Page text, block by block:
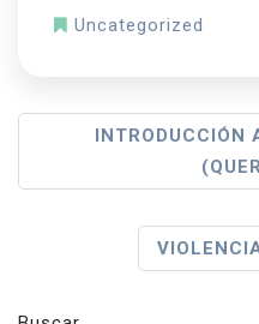
Uncategorized
A
INTRODUCCIÓN